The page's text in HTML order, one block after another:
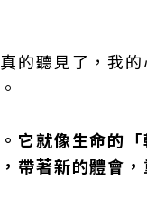
的聽見了，我
它就像生命的
帶著新的體會，